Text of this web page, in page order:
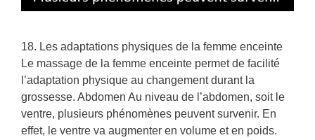
18. Les adaptations physiques de la femme enceinte
Le massage de la femme enceinte permet de facilité
l’adaptation physique au changement durant la
grossesse. Abdomen Au niveau de l’abdomen, soit le
ventre, plusieurs phénomènes peuvent survenir. En
effet, le ventre va augmenter en volume et en poids.